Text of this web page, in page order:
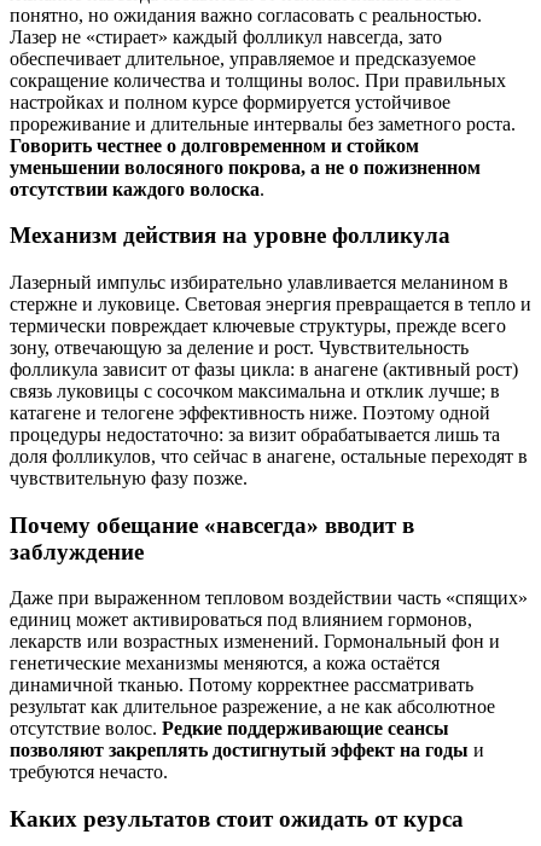
понятно, но ожидания важно согласовать с реальностью.
Лазер не «стирает» каждый фолликул навсегда, зато
обеспечивает длительное, управляемое и предсказуемое
сокращение количества и толщины волос. При правильных
настройках и полном курсе формируется устойчивое
прореживание и длительные интервалы без заметного роста.
Говорить честнее о долговременном и стойком
уменьшении волосяного покрова, а не о пожизненном
отсутствии каждого волоска.
Механизм действия на уровне фолликула
Лазерный импульс избирательно улавливается меланином в
стержне и луковице. Световая энергия превращается в тепло и
термически повреждает ключевые структуры, прежде всего
зону, отвечающую за деление и рост. Чувствительность
фолликула зависит от фазы цикла: в анагене (активный рост)
связь луковицы с сосочком максимальна и отклик лучше; в
катагене и телогене эффективность ниже. Поэтому одной
процедуры недостаточно: за визит обрабатывается лишь та
доля фолликулов, что сейчас в анагене, остальные переходят в
чувствительную фазу позже.
Почему обещание «навсегда» вводит в
заблуждение
Даже при выраженном тепловом воздействии часть «спящих»
единиц может активироваться под влиянием гормонов,
лекарств или возрастных изменений. Гормональный фон и
генетические механизмы меняются, а кожа остаётся
динамичной тканью. Потому корректнее рассматривать
результат как длительное разрежение, а не как абсолютное
отсутствие волос. Редкие поддерживающие сеансы
позволяют закреплять достигнутый эффект на годы и
требуются нечасто.
Каких результатов стоит ожидать от курса